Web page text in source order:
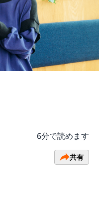
6分で読めます
共有